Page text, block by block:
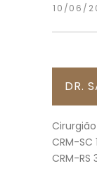
10/06/
DR.
CRM-SC
CRM-RS